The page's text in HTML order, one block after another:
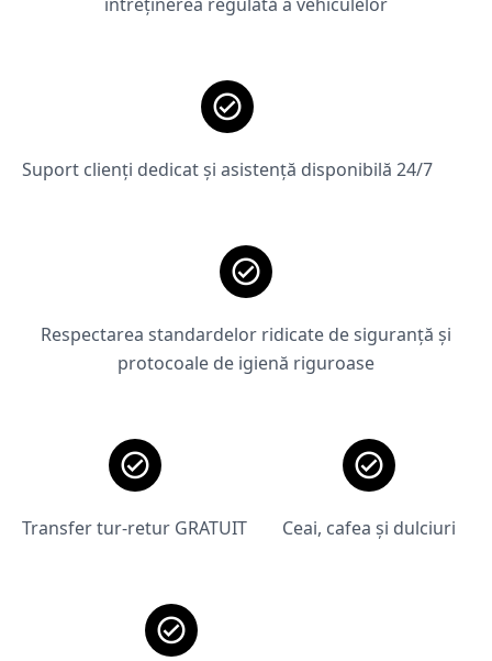
Suport clienți dedicat și asistență disponibilă 24/7
Respectarea standardelor ridicate de siguranță și
protocoale de igienă riguroase
Transfer tur-retur GRATUIT Ceai, cafea și dulciuri